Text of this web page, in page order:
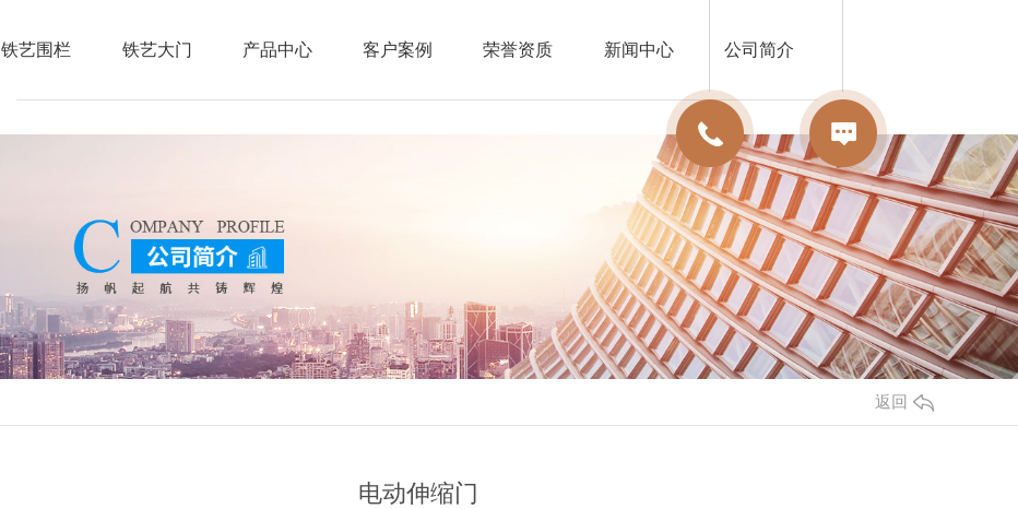
铁艺围栏 铁艺大门 产品中心 客户案例 荣誉资质 新闻中心 公司简介
返回
电动伸缩门